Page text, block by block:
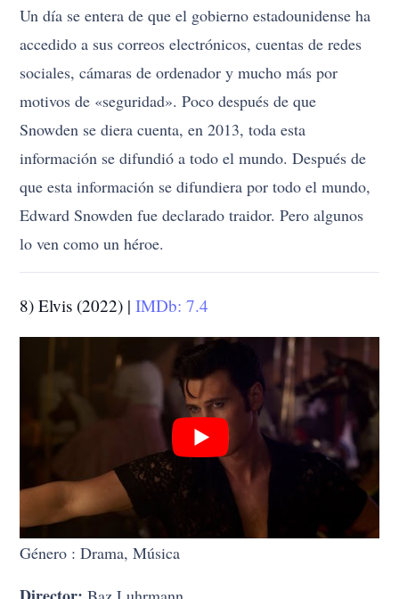
Un día se entera de que el gobierno estadounidense ha
accedido a sus correos electrónicos, cuentas de redes
sociales, cámaras de ordenador y mucho más por
motivos de «seguridad». Poco después de que
Snowden se diera cuenta, en 2013, toda esta
información se difundió a todo el mundo. Después de
que esta información se difundiera por todo el mundo,
Edward Snowden fue declarado traidor. Pero algunos
lo ven como un héroe.
8) Elvis (2022) |IMDb: 7.4
Género : Drama, Música